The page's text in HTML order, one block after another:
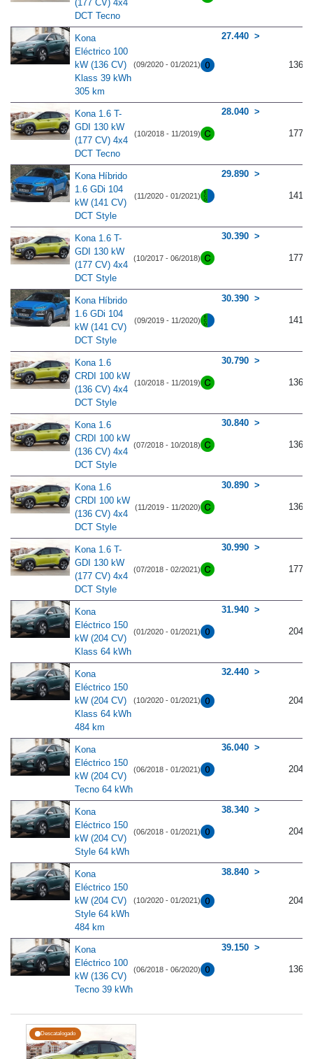
(177 CV) 4x4
DCT Tecno
Kona
Eléctrico 100
kW (136 CV)
Klass 39 kWh
305 km
(09/2020 - 01/2021)
27.440
136
Kona 1.6 T-
GDI 130 kW
(177 CV) 4x4
DCT Tecno
(10/2018 - 11/2019)
28.040
177
Kona Híbrido
1.6 GDi 104
kW (141 CV)
DCT Style
(11/2020 - 01/2021)
29.890
141
Kona 1.6 T-
GDI 130 kW
(177 CV) 4x4
DCT Style
(10/2017 - 06/2018)
30.390
177
Kona Híbrido
1.6 GDi 104
kW (141 CV)
DCT Style
(09/2019 - 11/2020)
30.390
141
Kona 1.6
CRDI 100 kW
(136 CV) 4x4
DCT Style
(10/2018 - 11/2019)
30.790
136
Kona 1.6
CRDI 100 kW
(136 CV) 4x4
DCT Style
(07/2018 - 10/2018)
30.840
136
Kona 1.6
CRDI 100 kW
(136 CV) 4x4
DCT Style
(11/2019 - 11/2020)
30.890
136
Kona 1.6 T-
GDI 130 kW
(177 CV) 4x4
DCT Style
(07/2018 - 02/2021)
30.990
177
Kona
Eléctrico 150
kW (204 CV)
Klass 64 kWh
(01/2020 - 01/2021)
31.940
204
Kona
Eléctrico 150
kW (204 CV)
Klass 64 kWh
484 km
(10/2020 - 01/2021)
32.440
204
Kona
Eléctrico 150
kW (204 CV)
Tecno 64 kWh
(06/2018 - 01/2021)
36.040
204
Kona
Eléctrico 150
kW (204 CV)
Style 64 kWh
(06/2018 - 01/2021)
38.340
204
Kona
Eléctrico 150
kW (204 CV)
Style 64 kWh
484 km
(10/2020 - 01/2021)
38.840
204
Kona
Eléctrico 100
kW (136 CV)
Tecno 39 kWh
(06/2018 - 06/2020)
39.150
136
Descatalogado